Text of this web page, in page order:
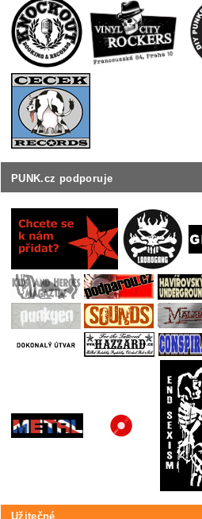
PUNK.cz podporuje
Užitečné